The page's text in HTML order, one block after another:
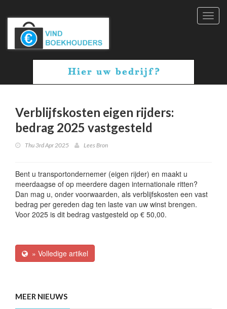
Verblijfskosten eigen rijders:
bedrag 2025 vastgesteld
Thu 3rd Apr 2025 Lees Bron
Bent u transportondernemer (eigen rijder) en maakt u
meerdaagse of op meerdere dagen internationale ritten?
Dan mag u, onder voorwaarden, als verblijfskosten een vast
bedrag per gereden dag ten laste van uw winst brengen.
Voor 2025 is dit bedrag vastgesteld op € 50,00.
» Volledige artikel
MEER NIEUWS